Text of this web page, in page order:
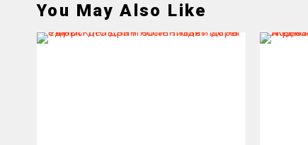
You May Also Like